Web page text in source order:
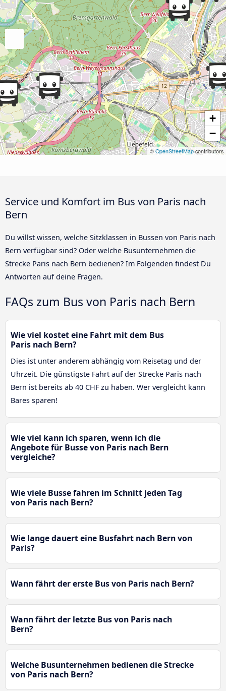
+
−
© OpenStreetMapcontributors
Service und Komfort im Bus von Paris nach
Bern
Du willst wissen, welche Sitzklassen in Bussen von Paris nach
Bern verfügbar sind? Oder welche Busunternehmen die
Strecke Paris nach Bern bedienen? Im Folgenden findest Du
Antworten auf deine Fragen.
FAQs zum Bus von Paris nach Bern
Wie viel kostet eine Fahrt mit dem Bus
Paris nach Bern?
Dies ist unter anderem abhängig vom Reisetag und der
Uhrzeit. Die günstigste Fahrt auf der Strecke Paris nach
Bern ist bereits ab 40 CHF zu haben. Wer vergleicht kann
Bares sparen!
Wie viel kann ich sparen, wenn ich die
Angebote für Busse von Paris nach Bern
vergleiche?
Wie viele Busse fahren im Schnitt jeden Tag
von Paris nach Bern?
Wie lange dauert eine Busfahrt nach Bern von
Paris?
Wann fährt der erste Bus von Paris nach Bern?
Wann fährt der letzte Bus von Paris nach
Bern?
Welche Busunternehmen bedienen die Strecke
von Paris nach Bern?